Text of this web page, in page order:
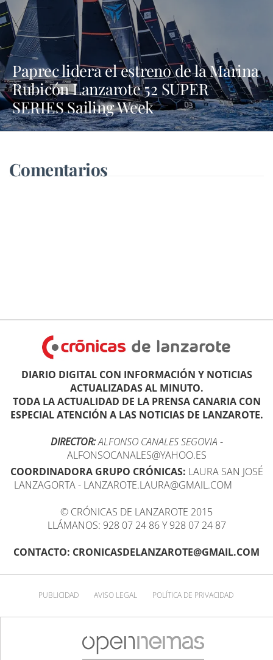
Paprec lidera el estreno de la Marina
Rubicón Lanzarote 52 SUPER
SERIES Sailing Week
Comentarios
DIARIO DIGITAL CON INFORMACIÓN Y NOTICIAS
ACTUALIZADAS AL MINUTO.
TODA LA ACTUALIDAD DE LA PRENSA CANARIA CON
ESPECIAL ATENCIÓN A LAS NOTICIAS DE LANZAROTE.
DIRECTOR:ALFONSO CANALES SEGOVIA -
ALFONSOCANALES@YAHOO.ES
COORDINADORA GRUPO CRÓNICAS: LAURA SAN JOSÉ
LANZAGORTA - LANZAROTE.LAURA@GMAIL.COM
© CRÓNICAS DE LANZAROTE 2015
LLÁMANOS: 928 07 24 86 Y 928 07 24 87
CONTACTO: CRONICASDELANZAROTE@GMAIL.COM
PUBLICIDAD AVISO LEGAL POLÍTICA DE PRIVACIDAD